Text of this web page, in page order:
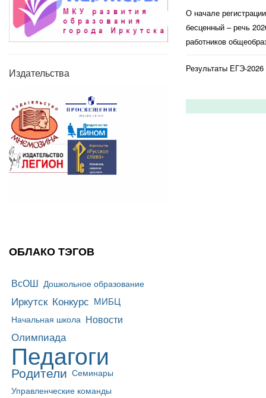
Издательства
ОБЛАКО ТЭГОВ
ВсОШ Дошкольное образование
Иркутск Конкурс МИБЦ
Начальная школа Новости
Олимпиада
Педагоги
Родители Семинары
Управленческие команды
О начале
бесценный – речь
работников
Результаты ЕГЭ-